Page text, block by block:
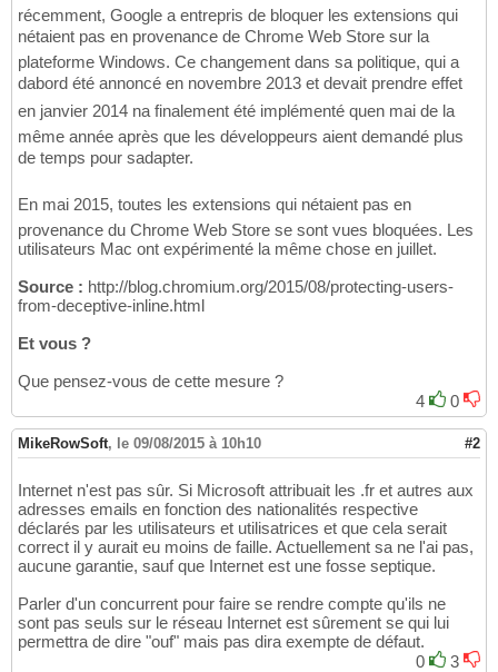
récemment, Google a entrepris de bloquer les extensions qui
nétaient pas en provenance de Chrome Web Store sur la
plateforme Windows. Ce changement dans sa politique, qui a
dabord été annoncé en novembre 2013 et devait prendre effet
en janvier 2014 na finalement été implémenté quen mai de la
même année après que les développeurs aient demandé plus
de temps pour sadapter.
En mai 2015, toutes les extensions qui nétaient pas en
provenance du Chrome Web Store se sont vues bloquées. Les
utilisateurs Mac ont expérimenté la même chose en juillet.
Source : http://blog.chromium.org/2015/08/protecting-users-
from-deceptive-inline.html
Et vous ?
Que pensez-vous de cette mesure ?
4
0
MikeRowSoft, le 09/08/2015 à 10h10 #2
Internet n'est pas sûr. Si Microsoft attribuait les .fr et autres aux
adresses emails en fonction des nationalités respective
déclarés par les utilisateurs et utilisatrices et que cela serait
correct il y aurait eu moins de faille. Actuellement sa ne l'ai pas,
aucune garantie, sauf que Internet est une fosse septique.
Parler d'un concurrent pour faire se rendre compte qu'ils ne
sont pas seuls sur le réseau Internet est sûrement se qui lui
permettra de dire "ouf" mais pas dira exempte de défaut.
0
3